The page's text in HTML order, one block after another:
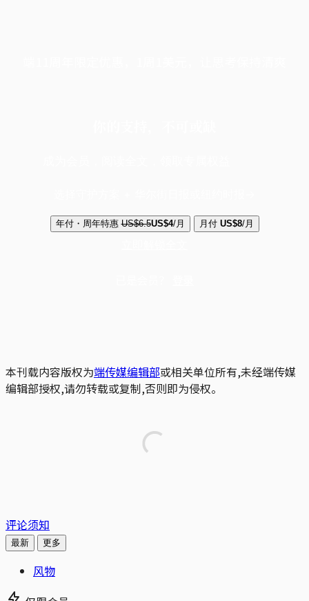
年付・周年特惠 US$6.5US$4/月 月付 US$8/月
本刊载内容版权为端传媒编辑部或相关单位所有,未经端传媒
编辑部授权,请勿转载或复制,否则即为侵权。
评论须知
最新 更多
风物